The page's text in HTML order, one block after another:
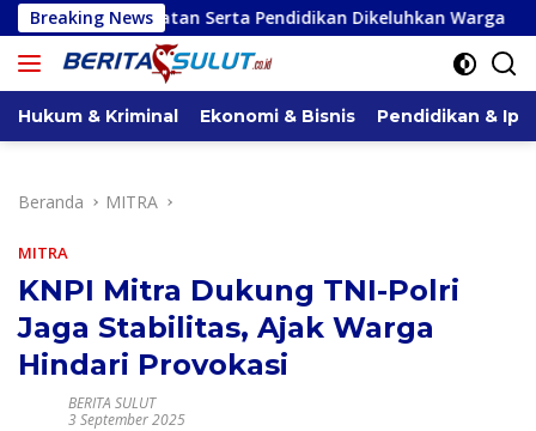
Langsung
ke
konten
Breaking News
Serta Pendidikan Dikeluhkan Warga Serap
Hukum & Kriminal Ekonomi & Bisnis Pendidikan &
Beranda MITRA
MITRA
KNPI Mitra Dukung TNI-Polri
Jaga Stabilitas, Ajak Warga
Hindari Provokasi
BERITA SULUT
3 September 2025